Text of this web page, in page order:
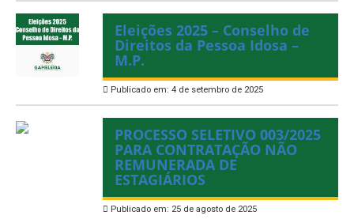
Eleições 2025 – Conselho de
Direitos da Pessoa Idosa –
M.P.
Publicado em: 4 de setembro de 2025
PROCESSO SELETIVO 003/2025
PARA CONTRATAÇÃO NÃO
REMUNERADA DE
ESTAGIÁRIOS
Publicado em: 25 de agosto de 2025